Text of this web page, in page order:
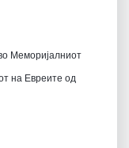
Меморијалниот
на Евреите од